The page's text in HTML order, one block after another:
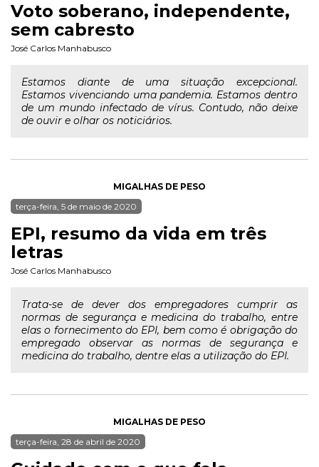
Voto soberano, independente,
sem cabresto
José Carlos Manhabusco
Estamos diante de uma situação excepcional.
Estamos vivenciando uma pandemia. Estamos dentro
de um mundo infectado de vírus. Contudo, não deixe
de ouvir e olhar os noticiários.
MIGALHAS DE PESO
terça-feira, 5 de maio de 2020
EPI, resumo da vida em três
letras
José Carlos Manhabusco
Trata-se de dever dos empregadores cumprir as
normas de segurança e medicina do trabalho, entre
elas o fornecimento do EPI, bem como é obrigação do
empregado observar as normas de segurança e
medicina do trabalho, dentre elas a utilização do EPI.
MIGALHAS DE PESO
terça-feira, 28 de abril de 2020